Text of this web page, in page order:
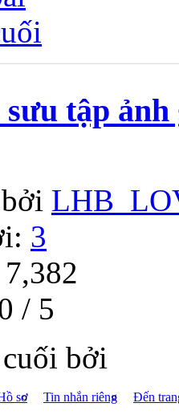
sưu tập
3
/ 5
bởi
sơ
Tin nhắn riêng Đến